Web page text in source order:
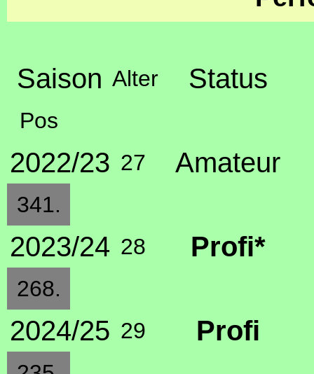
Saison Alter Status
Pos
2022/23 27 Amateur
341.
2023/24 28 Profi*
268.
2024/25 29 Profi